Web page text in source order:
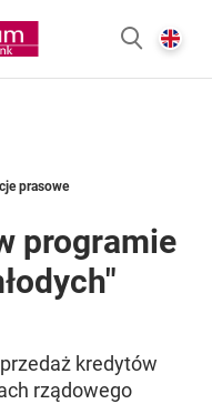
homepage
prasowe
programie
kredytów
rządowego